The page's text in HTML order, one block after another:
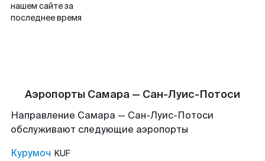
нашем сайте за
последнее время
Аэропорты Самара — Сан-Луис-Потоси
Направление Самара — Сан-Луис-Потоси
обслуживают следующие аэропорты
Курумоч KUF